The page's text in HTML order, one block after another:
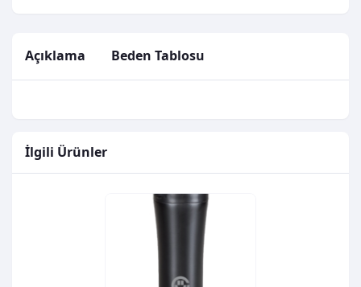
Açıklama Beden Tablosu
İlgili Ürünler